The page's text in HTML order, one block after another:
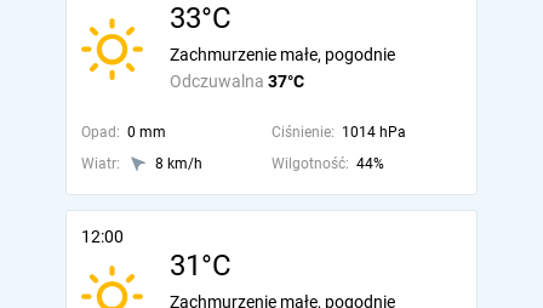
33°C
Odczuwalna 37°C
Zachmurzenie małe, pogodnie
Opad: 0 mm Ciśnienie: 1014 hPa
Wiatr:
8 km/h Wilgotność: 44%
12:00
31°C
Zachmurzenie małe, pogodnie